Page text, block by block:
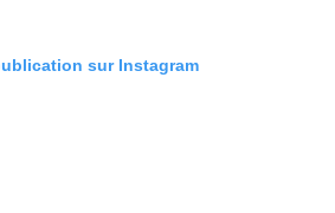
sur Instagram